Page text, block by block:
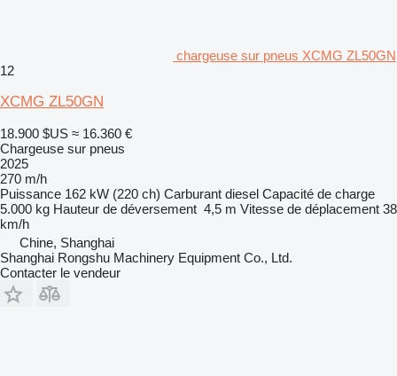
chargeuse sur pneus XCMG ZL50GN
12
XCMG ZL50GN
18.900 $US ≈ 16.360 €
Chargeuse sur pneus
2025
270 m/h
Puissance 162 kW (220 ch) Carburant diesel Capacité de charge
5.000 kg Hauteur de déversement 4,5 m Vitesse de déplacement 38
km/h
Chine, Shanghai
Shanghai Rongshu Machinery Equipment Co., Ltd.
Contacter le vendeur